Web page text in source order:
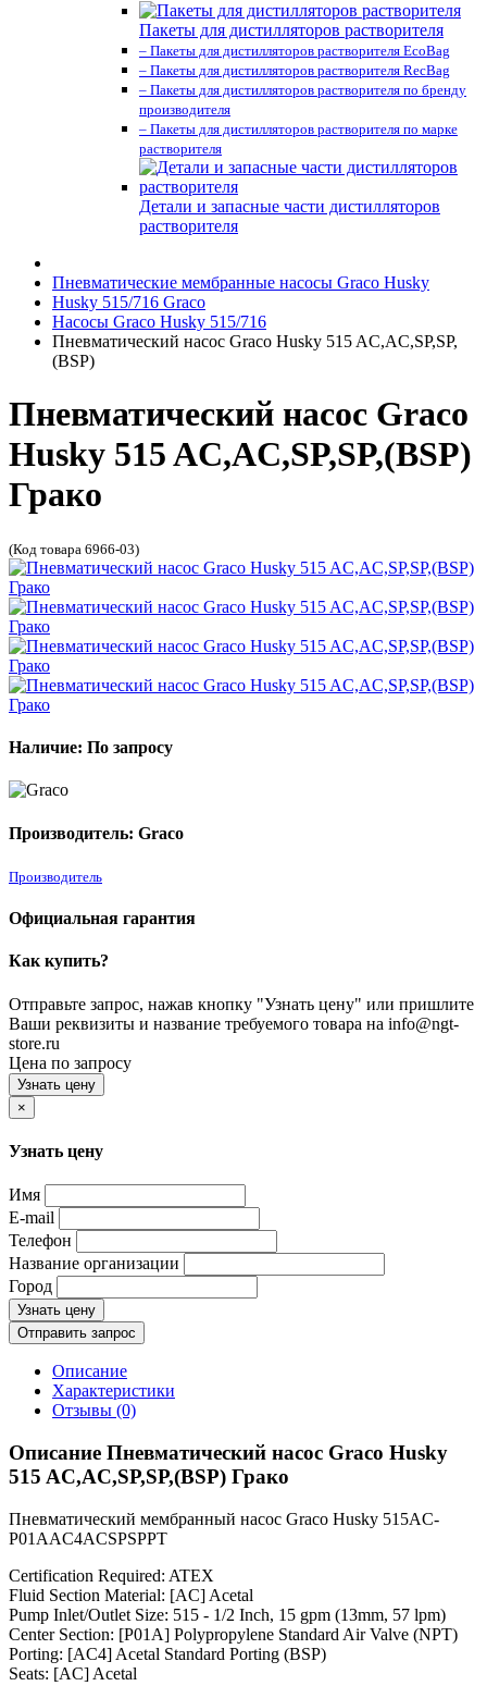
Пакеты для дистилляторов растворителя
– Пакеты для дистилляторов растворителя EcoBag
– Пакеты для дистилляторов растворителя RecBag
– Пакеты для дистилляторов растворителя по бренду
производителя
– Пакеты для дистилляторов растворителя по марке
растворителя
Детали и запасные части дистилляторов
растворителя
Пневматические мембранные насосы Graco Husky
Husky 515/716 Graco
Насосы Graco Husky 515/716
Пневматический насос Graco Husky 515 AC,AC,SP,SP,
(BSP)
Пневматический насос Graco
Husky 515 AC,AC,SP,SP,(BSP)
Грако
(Код товара 6966-03)
Наличие: По запросу
Производитель: Graco
Производитель
Официальная гарантия
Как купить?
Отправьте запрос, нажав кнопку "Узнать цену" или пришлите
Ваши реквизиты и название требуемого товара на info@ngt-
store.ru
Цена по запросу
Узнать цену
×
Узнать цену
Имя
E-mail
Телефон
Название организации
Город
Узнать цену
Отправить запрос
Описание
Характеристики
Отзывы (0)
Описание Пневматический насос Graco Husky
515 AC,AC,SP,SP,(BSP) Грако
Пневматический мембранный насос Graco Husky 515AC-
P01AAC4ACSPSPPT
Certification Required: ATEX
Fluid Section Material: [AC] Acetal
Pump Inlet/Outlet Size: 515 - 1/2 Inch, 15 gpm (13mm, 57 lpm)
Center Section: [P01A] Polypropylene Standard Air Valve (NPT)
Porting: [AC4] Acetal Standard Porting (BSP)
Seats: [AC] Acetal